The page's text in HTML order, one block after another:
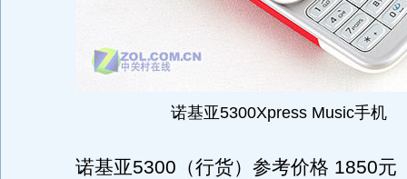
诺基亚5300Xpress Music手机
诺基亚5300（行货）参考价格 1850元